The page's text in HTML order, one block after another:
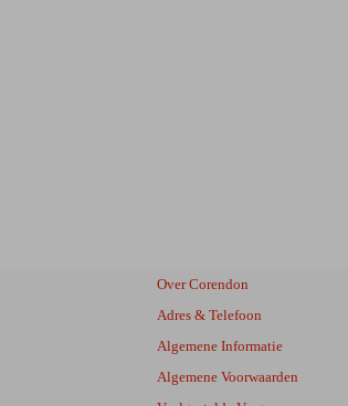
Over Corendon
Adres & Telefoon
Algemene Informatie
Algemene Voorwaarden